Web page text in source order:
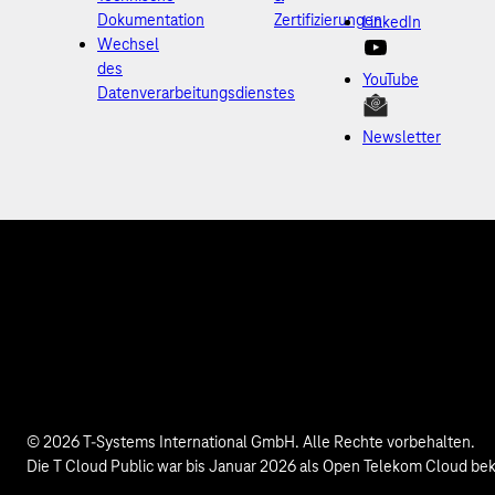
Dokumentation
Wechsel
des
Datenverarbeitungsdienstes
ZertifizierungenLinkedIn
YouTube
Newsletter
© 2026 T-Systems International GmbH. Alle Rechte vorbehalten.
Die T Cloud Public war bis Januar 2026 als Open Telekom Cloud